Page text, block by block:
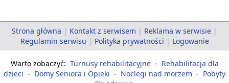
Strona główna | Kontakt z serwisem | Reklama w serwisie |
Regulamin serwisu | Polityka prywatności | Logowanie
Warto zobaczyć: Turnusy rehabilitacyjne - Rehabilitacja dla
dzieci - Domy Seniora i Opieki - Noclegi nad morzem - Pobyty